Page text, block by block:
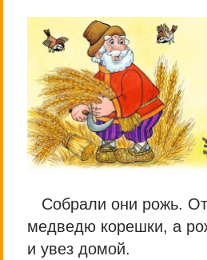
Собрали они рожь.
медведю корешки, а
и увез домой.